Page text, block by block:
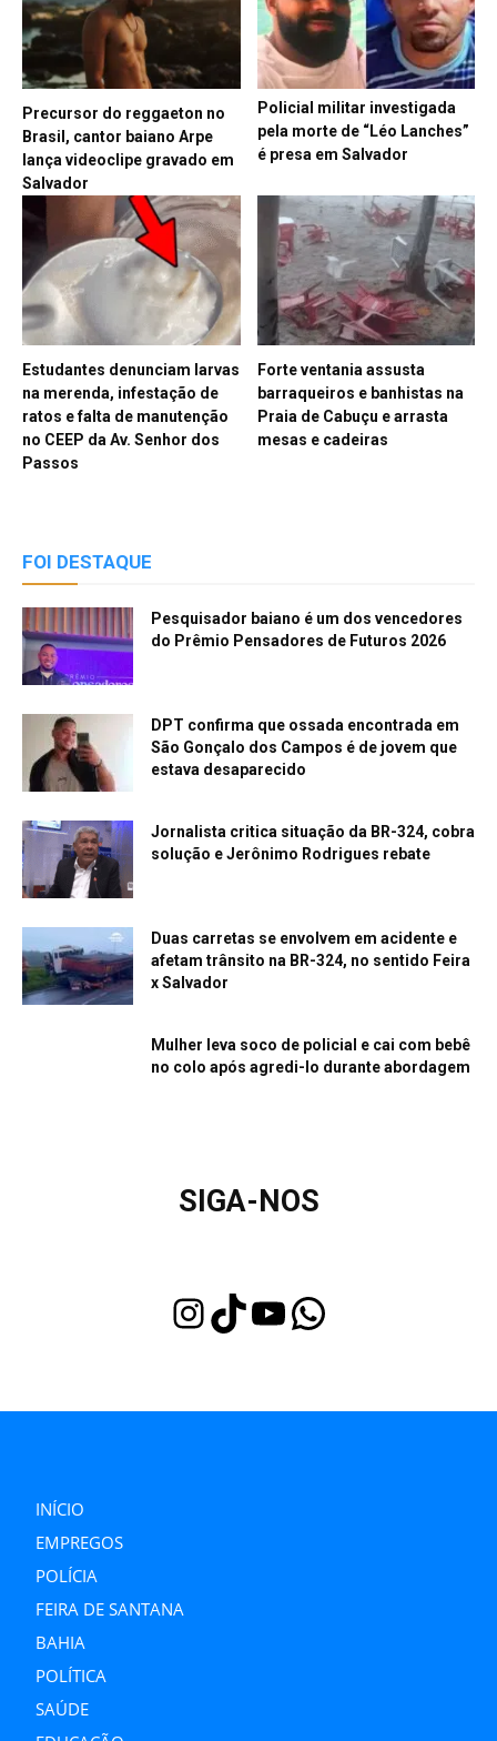
Precursor do reggaeton no
Brasil, cantor baiano Arpe
lança videoclipe gravado em
Salvador
Policial militar investigada
pela morte de “Léo Lanches”
é presa em Salvador
Estudantes denunciam larvas
na merenda, infestação de
ratos e falta de manutenção
no CEEP da Av. Senhor dos
Passos
Forte ventania assusta
barraqueiros e banhistas na
Praia de Cabuçu e arrasta
mesas e cadeiras
FOI DESTAQUE
Pesquisador baiano é um dos vencedores
do Prêmio Pensadores de Futuros 2026
DPT confirma que ossada encontrada em
São Gonçalo dos Campos é de jovem que
estava desaparecido
Jornalista critica situação da BR-324, cobra
solução e Jerônimo Rodrigues rebate
Duas carretas se envolvem em acidente e
afetam trânsito na BR-324, no sentido Feira
x Salvador
Mulher leva soco de policial e cai com bebê
no colo após agredi-lo durante abordagem
SIGA-NOS
InstagramTikTok Youtube WhatsApp
INÍCIO
EMPREGOS
POLÍCIA
FEIRA DE SANTANA
BAHIA
POLÍTICA
SAÚDE